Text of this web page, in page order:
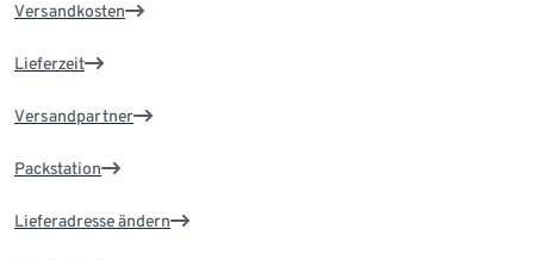
Versandkosten
Lieferzeit
Versandpartner
Packstation
Lieferadresse ändern